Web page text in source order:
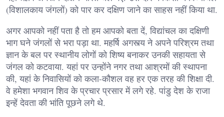
(विशालकाय जंगलों) को पार कर दक्षिण जाने का साहस नहीं किया था.
अगर आपको नहीं पता है तो हम आपको बता दें, विद्यांचल का दक्षिणी
भाग घने जंगलों से भरा पड़ा था. महर्षि अगस्त्य ने अपने परिश्रम तथा
ज्ञान के बल पर स्थानीय लोगों को शिष्य बनाकर उनकी सहायता से
जंगल को कटवाया. यहां पर उन्होंने नगर तथा आश्रमों की स्थापना
की, यहां के निवासियों को कला-कौशल वह हर एक तरह की शिक्षा दी.
वे हमेशा भगवान शिव के प्रचार प्रसार में लगे रहे. पांडु देश के राजा
इन्हें देवता की भांति पूछने लगे थे.